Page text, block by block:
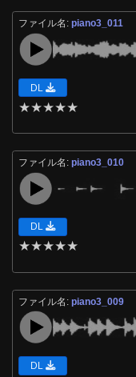
ファイル名:piano3_011
DL
★★★★★
ファイル名:piano3_010
DL
★★★★★
ファイル名:piano3_009
DL